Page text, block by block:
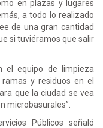
en plazas y lugares
a todo lo realizado
de una gran cantidad
si tuviéramos que salir
el equipo de limpieza
y residuos en el
que la ciudad se vea
microbasurales”.
Públicos señaló